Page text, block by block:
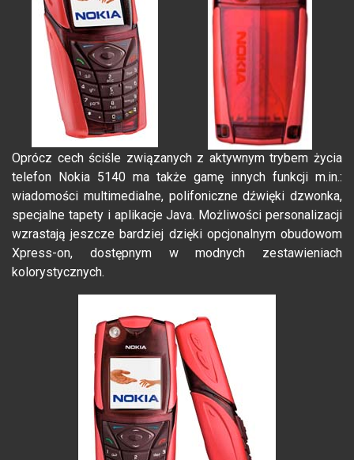
Oprócz cech ściśle związanych z aktywnym trybem życia
telefon Nokia 5140 ma także gamę innych funkcji m.in.:
wiadomości multimedialne, polifoniczne dźwięki dzwonka,
specjalne tapety i aplikacje Java. Możliwości personalizacji
wzrastają jeszcze bardziej dzięki opcjonalnym obudowom
Xpress-on, dostępnym w modnych zestawieniach
kolorystycznych.